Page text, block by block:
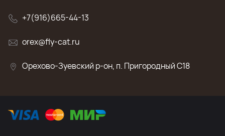
+7(916)665-44-13
orex@fly-cat.ru
Орехово-Зуевский р-он, п. Пригородный C18